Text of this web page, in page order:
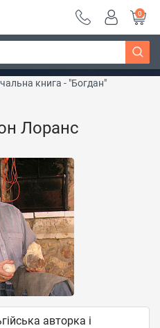
грн ~
Дізнатись більше
0
книга - "Богдан"
Лоранс
авторка і